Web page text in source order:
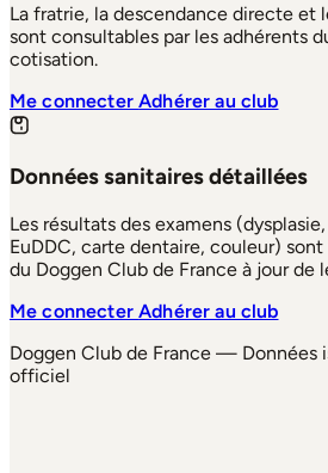
La fratrie, la descendance directe et
sont consultables par les adhérents
cotisation.
Me connecterAdhérer au club
Données sanitaires détaillées
Les résultats des examens
EuDDC, carte dentaire, couleur)
du Doggen Club de France à jour de
Me connecterAdhérer au club
Doggen Club de France — Données
officiel